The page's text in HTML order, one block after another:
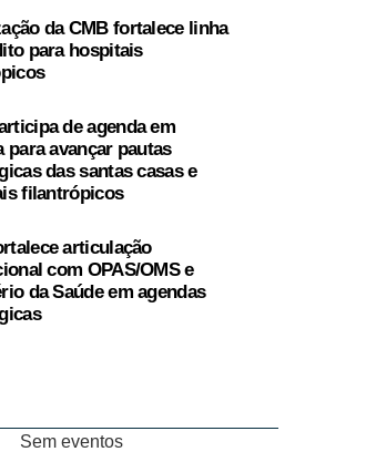
da CMB fortalece linha
para hospitais
de agenda em
para avançar pautas
das santas casas e
filantrópicos
articulação
com OPAS/OMS e
da Saúde em agendas
Sem eventos